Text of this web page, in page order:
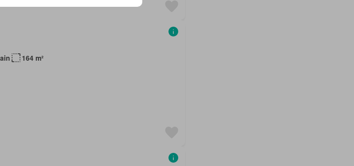
164 m²